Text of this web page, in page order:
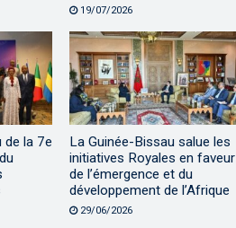
19/07/2026
de la 7e
La Guinée-Bissau salue les
initiatives Royales en faveur
de l’émergence et du
développement de l’Afrique
29/06/2026